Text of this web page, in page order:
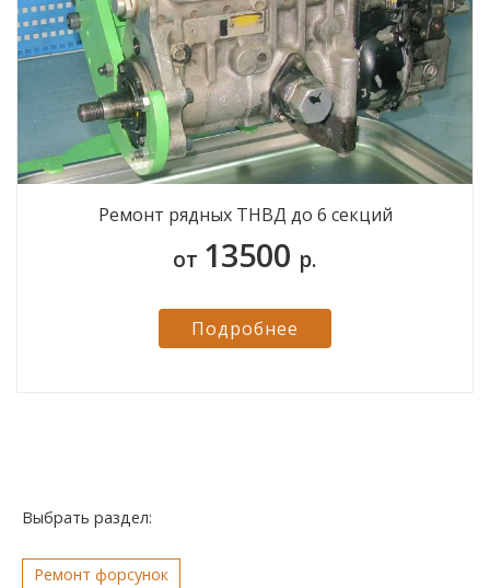
Ремонт рядных ТНВД до 6 секций
от 13500 р.
Подробнее
Выбрать раздел:
Ремонт форсунок